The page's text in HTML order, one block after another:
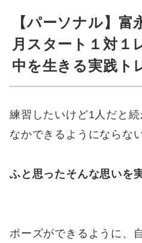
【パーソナル】富
月スタート１対１
中を生きる実践ト
練習したいけど1人だと
なかできるようにならない
ふと思ったそんな思いを
ポーズができるように、